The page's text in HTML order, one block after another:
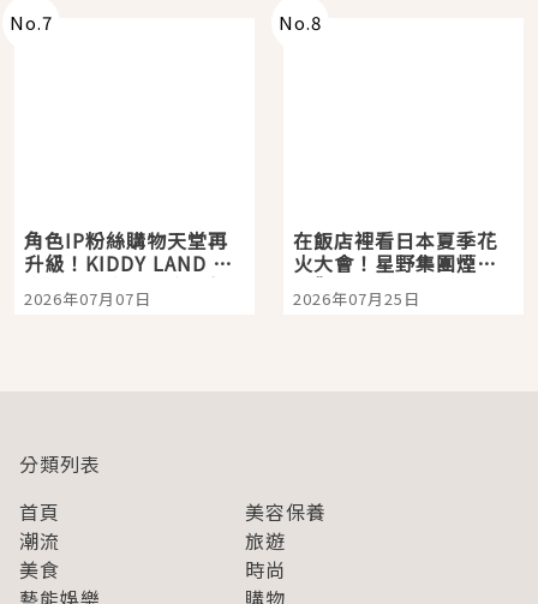
No.7
角色IP粉絲購物天堂再
升級！KIDDY LAND 原
宿店吉伊卡哇迎客，新
開幕 OMOKADO 店3分
2026年07月07日
No.8
在飯店裡看日本夏季花
火大會！星野集團煙火
景觀飯店6選，讓你不用
人擠人悠閒欣賞
2026年07月25日
分類列表
首頁
美容保養
潮流
旅遊
美食
時尚